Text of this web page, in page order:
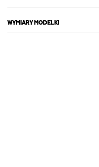
WYMIARY MODELKI